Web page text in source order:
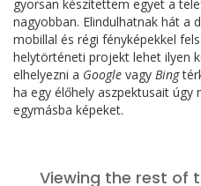
gyorsan készítettem egyet a
nagyobban. Elindulhatnak hát a
mobillal és régi fényképekkel
helytörténeti projekt lehet ilyen
elhelyezni a Google vagy Bing
ha egy élőhely aszpektusait
egymásba képeket.